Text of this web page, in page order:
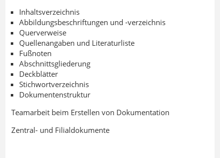
Inhaltsverzeichnis
Abbildungsbeschriftungen und -verzeichnis
Querverweise
Quellenangaben und Literaturliste
Fußnoten
Abschnittsgliederung
Deckblätter
Stichwortverzeichnis
Dokumentenstruktur
Teamarbeit beim Erstellen von Dokumentation
Zentral- und Filialdokumente